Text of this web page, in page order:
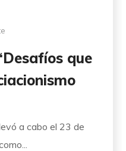
que
a cabo el 23 de